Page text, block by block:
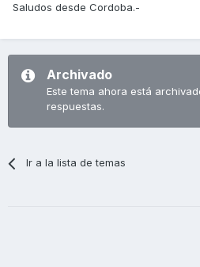
Saludos desde Cordoba.-
Archivado
Este tema ahora está
respuestas.
Ir a la lista de temas